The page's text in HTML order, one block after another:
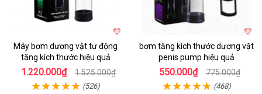
Máy bơm dương vật tự động
tăng kích thước hiệu quả
1.220.000₫ 1.525.000₫
(526)
bơm tăng kích thước dương vật
penis pump hiệu quả
550.000₫ 775.000₫
(468)